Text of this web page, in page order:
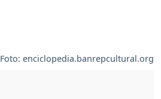
enciclopedia.banrepcultural.org